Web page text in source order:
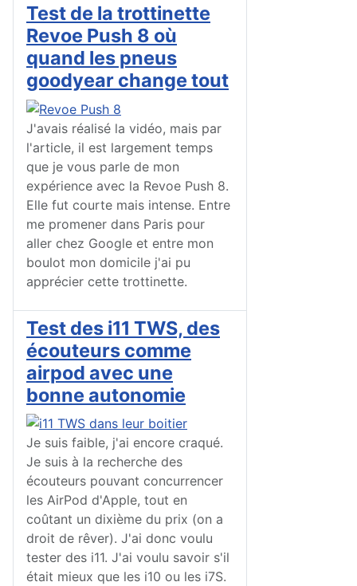
Test de la trottinette
Revoe Push 8 où
quand les pneus
goodyear change tout
J'avais réalisé la vidéo, mais par
l'article, il est largement temps
que je vous parle de mon
expérience avec la Revoe Push 8.
Elle fut courte mais intense. Entre
me promener dans Paris pour
aller chez Google et entre mon
boulot mon domicile j'ai pu
apprécier cette trottinette.
Test des i11 TWS, des
écouteurs comme
airpod avec une
bonne autonomie
Je suis faible, j'ai encore craqué.
Je suis à la recherche des
écouteurs pouvant concurrencer
les AirPod d'Apple, tout en
coûtant un dixième du prix (on a
droit de rêver). J'ai donc voulu
tester des i11. J'ai voulu savoir s'il
était mieux que les i10 ou les i7S.